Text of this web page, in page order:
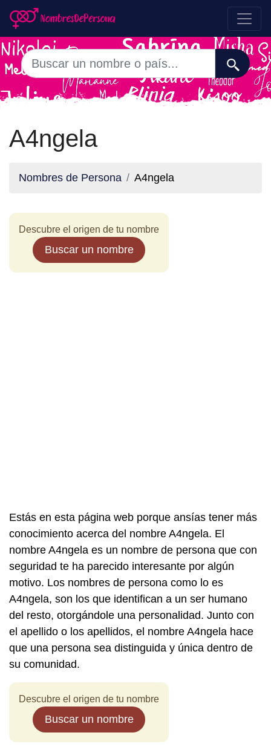
A4ngela
Nombres de Persona A4ngela
Descubre el origen de tu nombre
Buscar un nombre
Estás en esta página web porque ansías tener más
conocimiento acerca del nombre A4ngela. El
nombre A4ngela es un nombre de persona que con
seguridad te ha parecido interesante por algún
motivo. Los nombres de persona como lo es
A4ngela, son los que identifican a un ser humano
del resto, otorgándole una personalidad. Junto con
el apellido o los apellidos, el nombre A4ngela hace
que una persona sea distinguida y única dentro de
su comunidad.
Descubre el origen de tu nombre
Buscar un nombre